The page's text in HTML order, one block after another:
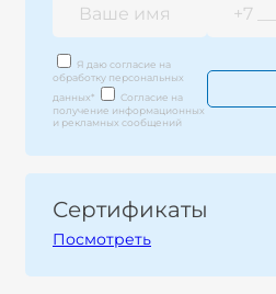
Я даю согласие на
обработку персональных
данных*
Согласие на
получение информационных
и рекламных сообщений
Сертификаты
Посмотреть